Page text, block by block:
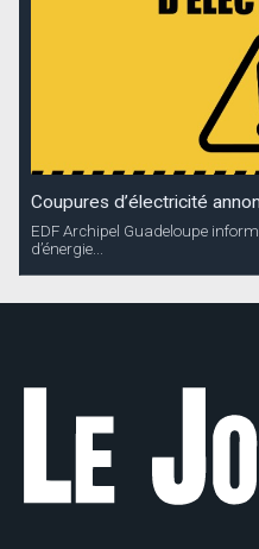
Coupures d’électricité
EDF Archipel Guadeloupe
d’énergie...